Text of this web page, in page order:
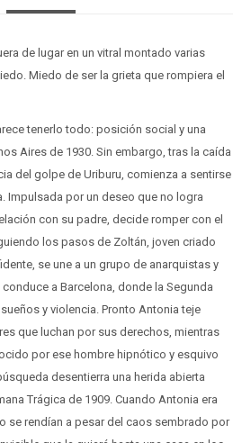
de lugar en un vitral montado varias
Miedo de ser la grieta que rompiera el
tenerlo todo: posición social y una
Aires de 1930. Sin embargo, tras la caída
del golpe de Uriburu, comienza a sentirse
Impulsada por un deseo que no logra
con su padre, decide romper con el
los pasos de Zoltán, joven criado
se une a un grupo de anarquistas y
a Barcelona, donde la Segunda
y violencia. Pronto Antonia teje
que luchan por sus derechos, mientras
por ese hombre hipnótico y esquivo
desentierra una herida abierta
Trágica de 1909. Cuando Antonia era
se rendían a pesar del caos sembrado por